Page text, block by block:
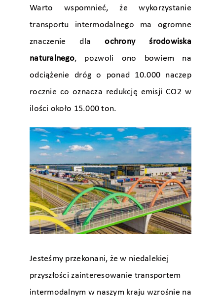
Warto wspomnieć, że wykorzystanie
transportu intermodalnego ma ogromne
znaczenie dlaochrony środowiska
naturalnego, pozwoli ono bowiem na
odciążenie dróg o ponad 10.000 naczep
rocznie co oznacza redukcję emisji CO2 w
ilości około 15.000 ton.
Jesteśmy przekonani, że w niedalekiej
przyszłości zainteresowanie transportem
intermodalnym w naszym kraju wzrośnie na